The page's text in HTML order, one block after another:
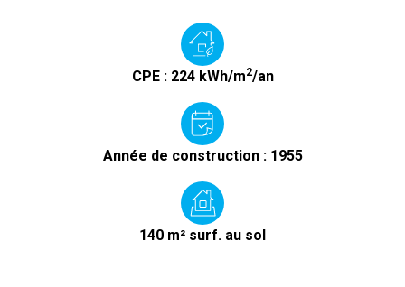
CPE : 224 kWh/m2/an
Année de construction : 1955
140 m² surf. au sol